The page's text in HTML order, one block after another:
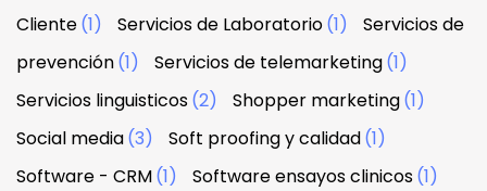
Cliente(1) Servicios de Laboratorio(1)
Servicios de
prevención(1) Servicios de telemarketing(1)
Servicios linguisticos(2) Shopper marketing(1)
Social media(3) Soft proofing y calidad(1)
Software - CRM(1) Software ensayos clinicos(1)